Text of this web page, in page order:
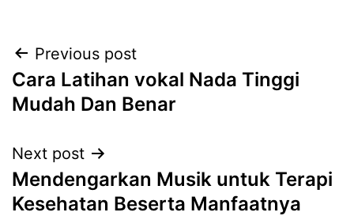
Post
navigation
Previous post
Cara Latihan vokal Nada Tinggi
Mudah Dan Benar
Next post
Mendengarkan Musik untuk Terapi
Kesehatan Beserta Manfaatnya